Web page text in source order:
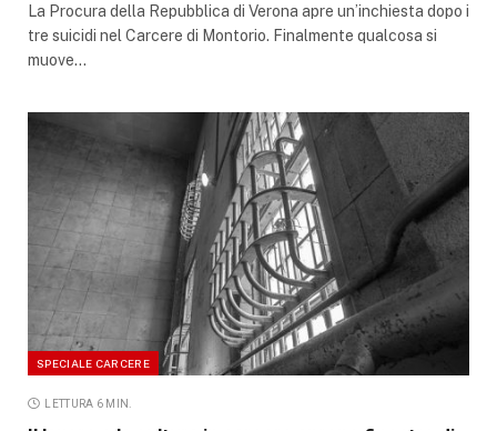
La Procura della Repubblica di Verona apre un’inchiesta dopo i
tre suicidi nel Carcere di Montorio. Finalmente qualcosa si
muove…
SPECIALE CARCERE
LETTURA 6 MIN.